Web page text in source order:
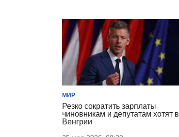
МИР
Резко сократить зарплаты
чиновникам и депутатам хотят в
Венгрии